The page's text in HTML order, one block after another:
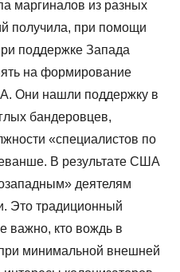
маргиналов из разных
получила, при помощи
поддержке Запада
на формирование
Они нашли поддержку в
бандеровцев,
«специалистов по
В результате США
деятелям
Это традиционный
важно, кто вождь в
минимальной внешней